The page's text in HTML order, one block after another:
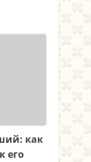
как
его